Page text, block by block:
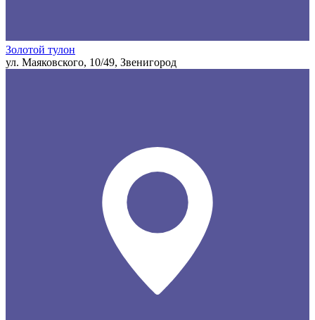
Золотой тулон
ул. Маяковского, 10/49, Звенигород